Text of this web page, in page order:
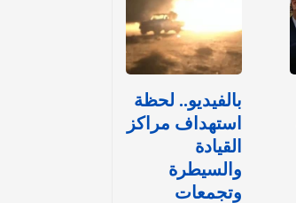
بالفيديو.. لحظة
استهداف مراكز
القيادة
والسيطرة
وتجمعات